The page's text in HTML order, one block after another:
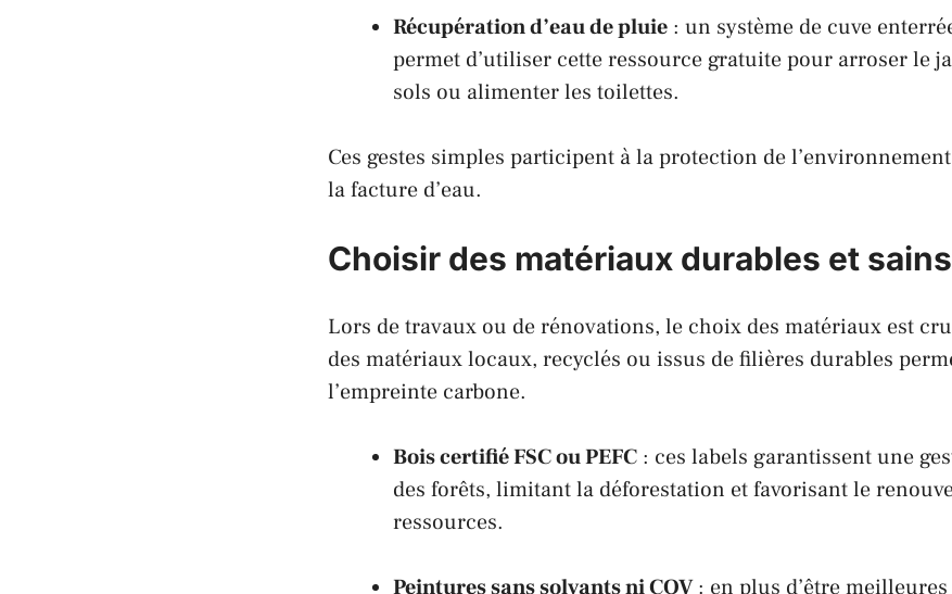
Récupération d’eau depluie : un système de cuve
permet d’utiliser cette ressource gratuite pour arroser le
sols ou alimenter les toilettes.
Ces gestes simples participent à la protection de
la facture d’eau.
Choisir des matériaux durables et sains
Lors de travaux ou de rénovations, le choix des matériaux est
des matériaux locaux, recyclés ou issus de filières durables
l’empreinte carbone.
Bois certifié FSC ou PEFC : ces labels garantissent une
des forêts, limitant la déforestation et favorisant le
ressources.
Peintures sans solvants ni COV: en plus d’être